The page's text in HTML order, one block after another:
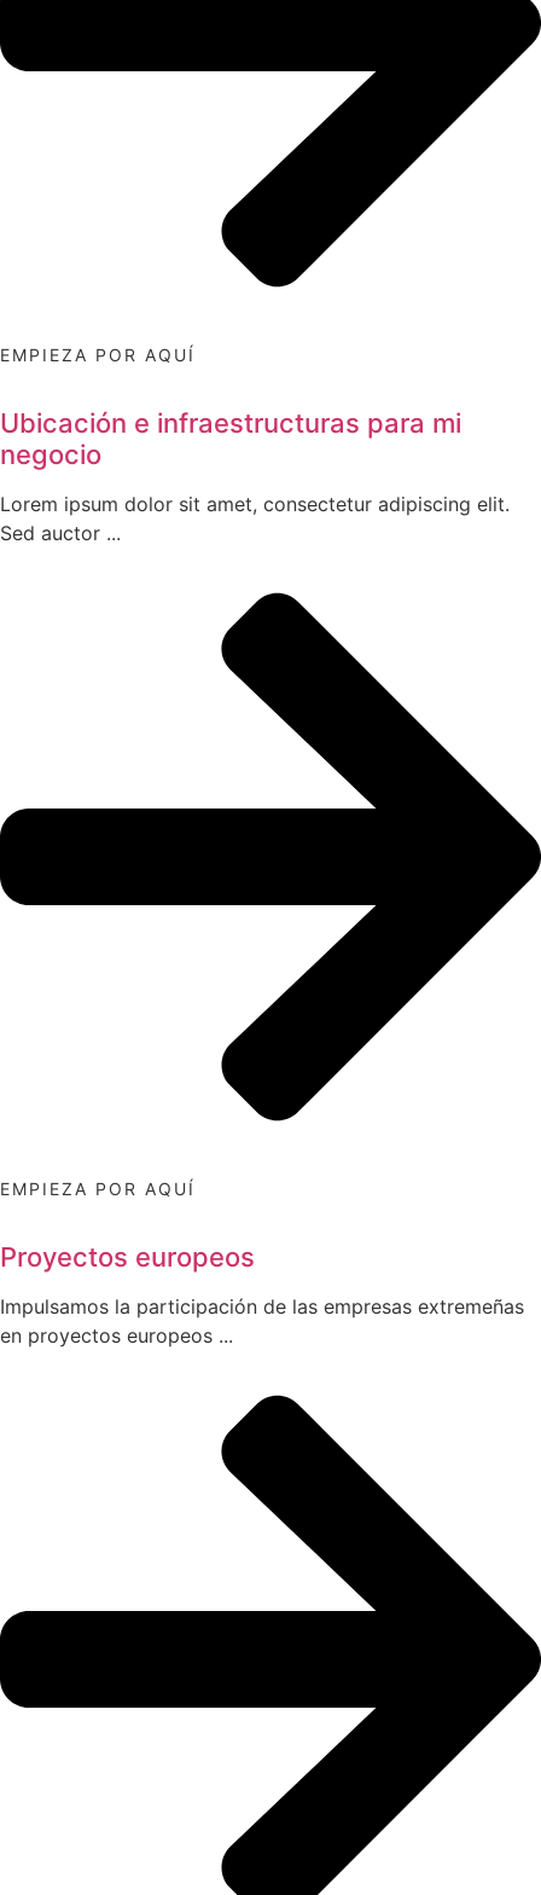
EMPIEZA POR AQUÍ
Ubicación e infraestructuras para mi
negocio
Lorem ipsum dolor sit amet, consectetur adipiscing elit.
Sed auctor ...
EMPIEZA POR AQUÍ
Proyectos europeos
Impulsamos la participación de las empresas extremeñas
en proyectos europeos ...